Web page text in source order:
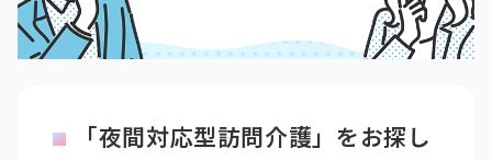
「夜間対応型訪問介護」をお探し